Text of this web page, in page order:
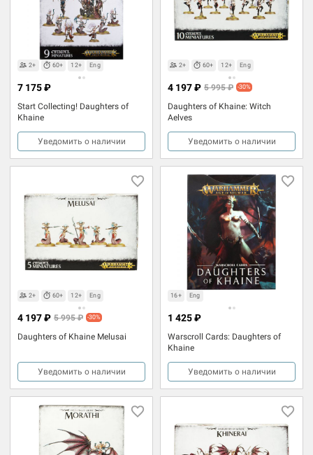
2+ 60+ 12+ Eng
Start Collecting! Daughters of
Khaine
7 175 ₽
Уведомить о наличии
2+ 60+ 12+ Eng
Daughters of Khaine: Witch
Aelves
4 197 ₽ 5 995 ₽ -30%
Уведомить о наличии
2+ 60+ 12+ Eng
Daughters of Khaine Melusai
4 197 ₽ 5 995 ₽ -30%
Уведомить о наличии
16+ Eng
Warscroll Cards: Daughters of
Khaine
1 425 ₽
Уведомить о наличии